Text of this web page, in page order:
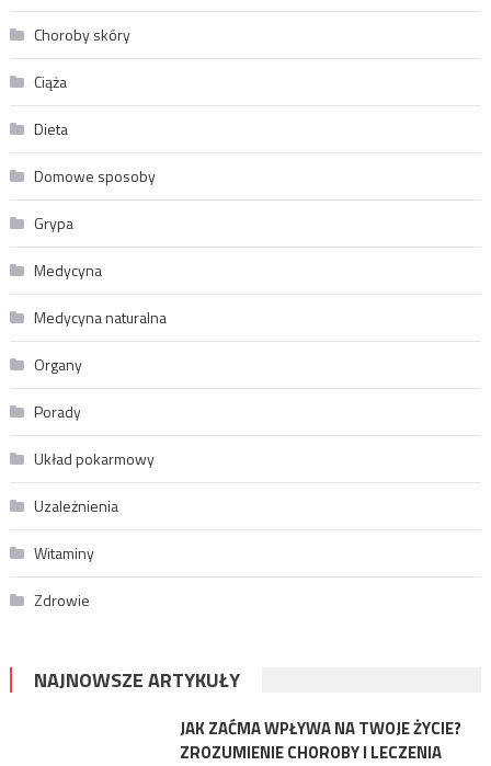
Choroby skóry
Ciąża
Dieta
Domowe sposoby
Grypa
Medycyna
Medycyna naturalna
Organy
Porady
Układ pokarmowy
Uzależnienia
Witaminy
Zdrowie
NAJNOWSZE ARTYKUŁY
JAK ZAĆMA WPŁYWA NA TWOJE ŻYCIE?
ZROZUMIENIE CHOROBY I LECZENIA